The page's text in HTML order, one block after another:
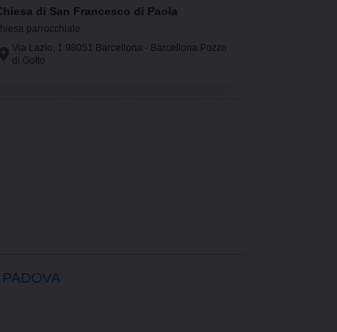
di San Francesco di Paola
parrocchiale
Via Lazio, 1 98051 Barcellona - Barcellona Pozzo
di Gotto